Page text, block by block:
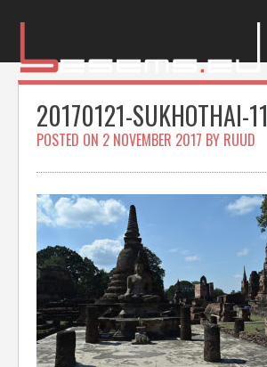
20170121-SUKHOTHAI-11
POSTED ON 2 NOVEMBER 2017 BY RUUD